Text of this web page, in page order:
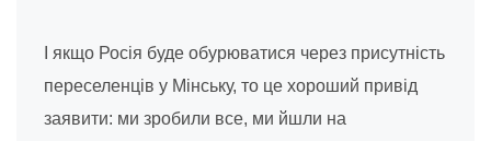
І якщо Росія буде обурюватися через присутність
переселенців у Мінську, то це хороший привід
заявити: ми зробили все, ми йшли на